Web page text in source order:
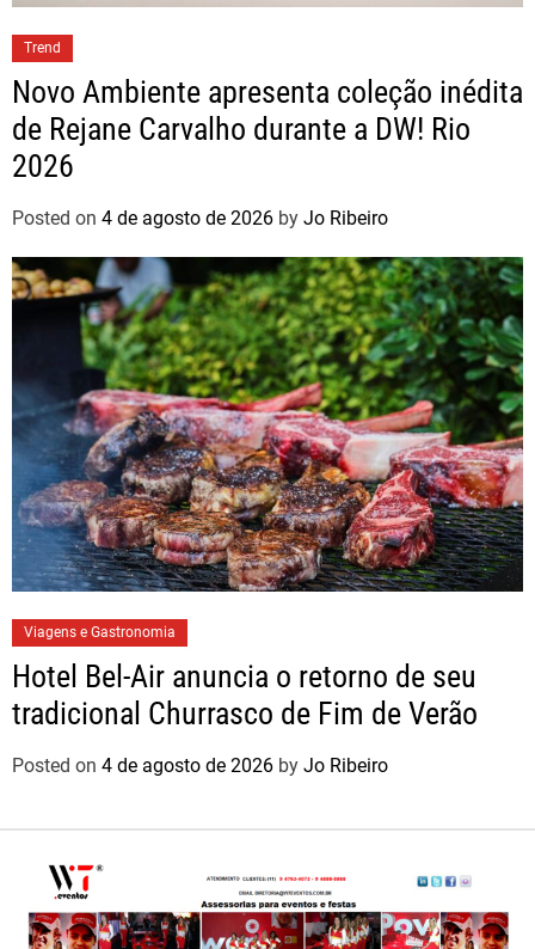
Trend
Novo Ambiente apresenta coleção inédita
de Rejane Carvalho durante a DW! Rio
2026
Posted on 4 de agosto de 2026 by Jo Ribeiro
Viagens e Gastronomia
Hotel Bel-Air anuncia o retorno de seu
tradicional Churrasco de Fim de Verão
Posted on 4 de agosto de 2026 by Jo Ribeiro